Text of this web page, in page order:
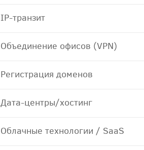
IP-транзит
Объединение офисов (VPN)
Регистрация доменов
Дата-центры/хостинг
Облачные технологии / SaaS